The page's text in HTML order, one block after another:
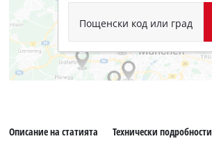
Пощенски код или град
Описание на статията Технически подробности